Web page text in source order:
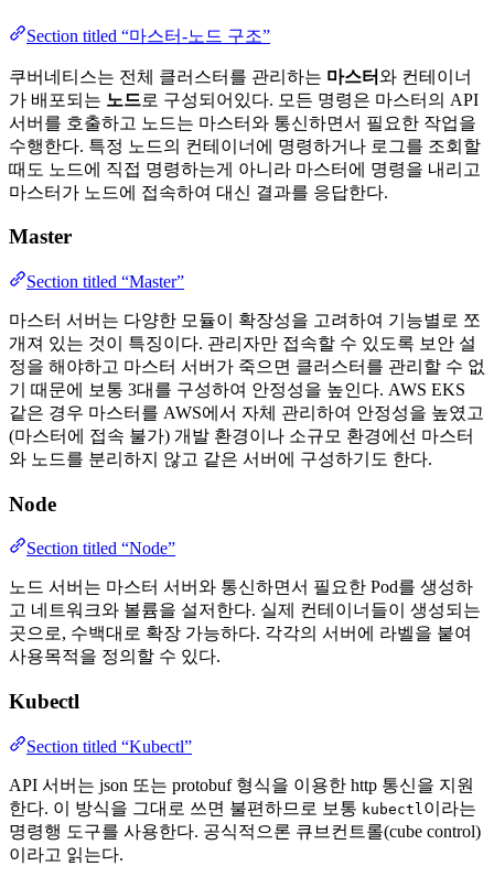
Section titled “마스터-노드 구조”
쿠버네티스는 전체 클러스터를 관리하는 마스터와 컨테이너
가 배포되는 노드로 구성되어있다. 모든 명령은 마스터의 API
서버를 호출하고 노드는 마스터와 통신하면서 필요한 작업을
수행한다. 특정 노드의 컨테이너에 명령하거나 로그를 조회할
때도 노드에 직접 명령하는게 아니라 마스터에 명령을 내리고
마스터가 노드에 접속하여 대신 결과를 응답한다.
Master
Section titled “Master”
마스터 서버는 다양한 모듈이 확장성을 고려하여 기능별로 쪼
개져 있는 것이 특징이다. 관리자만 접속할 수 있도록 보안 설
정을 해야하고 마스터 서버가 죽으면 클러스터를 관리할 수 없
기 때문에 보통 3대를 구성하여 안정성을 높인다. AWS EKS
같은 경우 마스터를 AWS에서 자체 관리하여 안정성을 높였고
(마스터에 접속 불가) 개발 환경이나 소규모 환경에선 마스터
와 노드를 분리하지 않고 같은 서버에 구성하기도 한다.
Node
Section titled “Node”
노드 서버는 마스터 서버와 통신하면서 필요한 Pod를 생성하
고 네트워크와 볼륨을 설저한다. 실제 컨테이너들이 생성되는
곳으로, 수백대로 확장 가능하다. 각각의 서버에 라벨을 붙여
사용목적을 정의할 수 있다.
Kubectl
Section titled “Kubectl”
API 서버는 json 또는 protobuf 형식을 이용한 http 통신을 지원
한다. 이 방식을 그대로 쓰면 불편하므로 보통 kubectl 이라는
명령행 도구를 사용한다. 공식적으론 큐브컨트롤(cube control)
이라고 읽는다.